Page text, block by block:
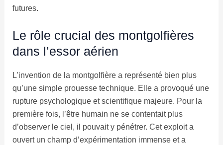
futures.
Le rôle crucial des montgolfières
dans l’essor aérien
L’invention de la montgolfière a représenté bien plus
qu’une simple prouesse technique. Elle a provoqué une
rupture psychologique et scientifique majeure. Pour la
première fois, l’être humain ne se contentait plus
d’observer le ciel, il pouvait y pénétrer. Cet exploit a
ouvert un champ d’expérimentation immense et a